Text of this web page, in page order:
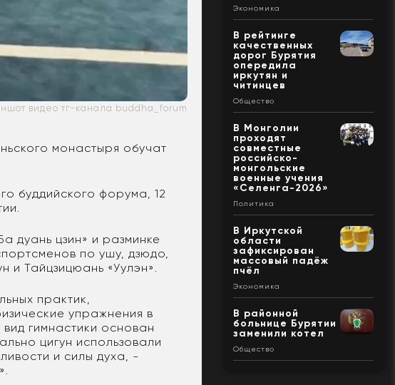
видео тг-канала buddha_forum
монастыря обучат
буддийского форума, 12
дуань цзин» и разминке
по ушу, дзюдо,
и Тайцзицюань «Уулэн».
практик,
упражнения в
гимнастики основан
цигун использовали
и силы духа, -
Экономика
В рейтинге
качественных
дорог Бурятия
опередила
иркутян и
читинцев
Общество
В Монголии
проходят
совместные
российско-
монгольские
военные учения
«Селенга-2026»
Политика
В Иркутской
области
зафиксирован
массовый падёж
пчёл
Экономика
В районной
больнице Бурятии
заменили котел
Общество